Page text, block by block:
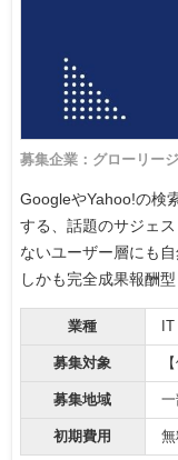
募集企業：グローリー
GoogleやYahoo!の検
する、話題のサジェ
ないユーザー層にも
しかも完全成果報酬型
業種
募集対象
募集地域
初期費用